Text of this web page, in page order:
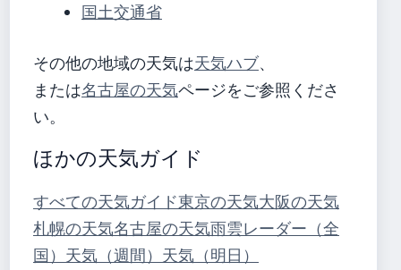
国土交通省
その他の地域の天気は天気ハブ、
または名古屋の天気ページをご参照くださ
い。
ほかの天気ガイド
すべての天気ガイド東京の天気大阪の天気
札幌の天気名古屋の天気雨雲レーダー（全
国） 天気（週間） 天気（明日）